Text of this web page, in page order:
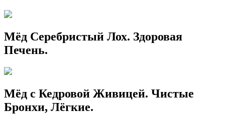
Мёд Серебристый Лох. Здоровая
Печень.
Мёд с Кедровой Живицей. Чистые
Бронхи, Лёгкие.